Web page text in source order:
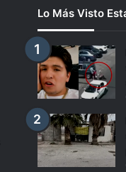
Lo Más Visto